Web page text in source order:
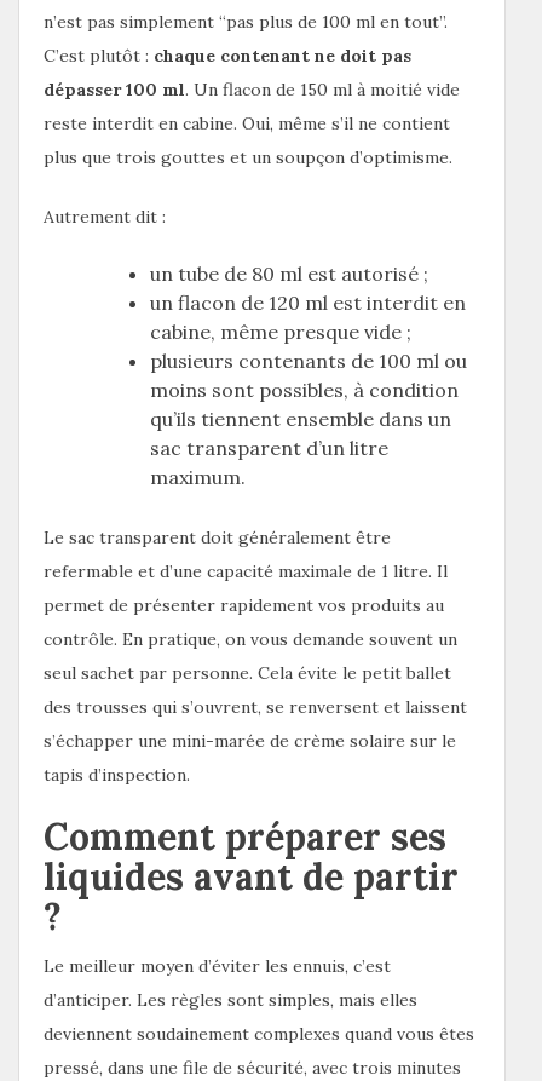
n’est pas simplement “pas plus de 100 ml en tout”.
C’est plutôt : chaque contenant ne doit pas
dépasser 100 ml. Un flacon de 150 ml à moitié vide
reste interdit en cabine. Oui, même s’il ne contient
plus que trois gouttes et un soupçon d’optimisme.
Autrement dit :
un tube de 80 ml est autorisé ;
un flacon de 120 ml est interdit en
cabine, même presque vide ;
plusieurs contenants de 100 ml ou
moins sont possibles, à condition
qu’ils tiennent ensemble dans un
sac transparent d’un litre
maximum.
Le sac transparent doit généralement être
refermable et d’une capacité maximale de 1 litre. Il
permet de présenter rapidement vos produits au
contrôle. En pratique, on vous demande souvent un
seul sachet par personne. Cela évite le petit ballet
des trousses qui s’ouvrent, se renversent et laissent
s’échapper une mini-marée de crème solaire sur le
tapis d’inspection.
Comment préparer ses
liquides avant de partir
?
Le meilleur moyen d’éviter les ennuis, c’est
d’anticiper. Les règles sont simples, mais elles
deviennent soudainement complexes quand vous êtes
pressé, dans une file de sécurité, avec trois minutes